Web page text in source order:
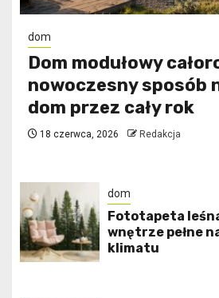
dom
Dom modułowy
nowoczesny sposób
dom przez cały rok
18 czerwca, 2026 Redakcja
dom
​Fototapeta
wnętrze pełne
klimatu